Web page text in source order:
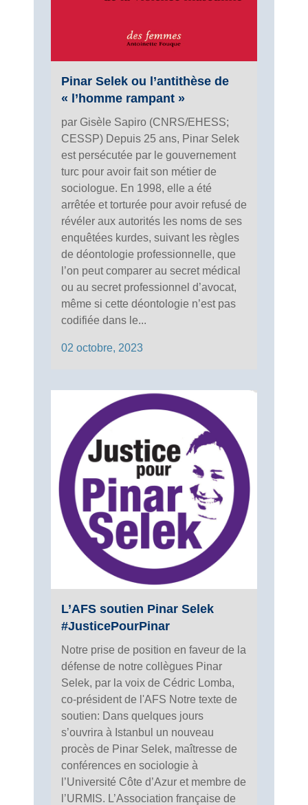
Pinar Selek ou l’antithèse de
« l’homme rampant »
par Gisèle Sapiro (CNRS/EHESS;
CESSP) Depuis 25 ans, Pinar Selek
est persécutée par le gouvernement
turc pour avoir fait son métier de
sociologue. En 1998, elle a été
arrêtée et torturée pour avoir refusé de
révéler aux autorités les noms de ses
enquêtées kurdes, suivant les règles
de déontologie professionnelle, que
l’on peut comparer au secret médical
ou au secret professionnel d’avocat,
même si cette déontologie n’est pas
codifiée dans le...
02 octobre, 2023
L’AFS soutien Pinar Selek
#JusticePourPinar
Notre prise de position en faveur de la
défense de notre collègues Pinar
Selek, par la voix de Cédric Lomba,
co-président de l'AFS Notre texte de
soutien: Dans quelques jours
s’ouvrira à Istanbul un nouveau
procès de Pinar Selek, maîtresse de
conférences en sociologie à
l’Université Côte d’Azur et membre de
l’URMIS. L’Association française de